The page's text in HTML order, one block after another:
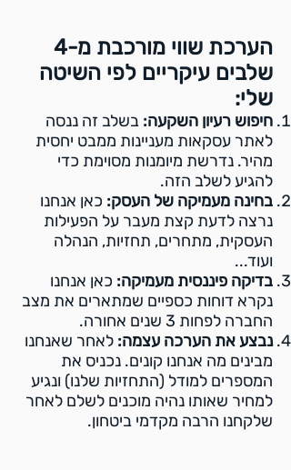
הערכת שווי מורכבת מ-4
שלבים עיקריים לפי השיטה
שלי:
חיפוש רעיון השקעה: בשלב זה ננסה
לאתר עסקאות מעניינות ממבט יחסית
מהיר. נדרשת מיומנות מסוימת כדי
להגיע לשלב הזה.
בחינה מעמיקה של העסק: כאן אנחנו
נרצה לדעת קצת מעבר על הפעילות
העסקית, מתחרים, תחזיות, הנהלה
ועוד...
בדיקה פיננסית מעמיקה: כאן אנחנו
נקרא דוחות כספיים שמתארים את מצב
החברה לפחות 3 שנים אחורה.
נבצע את הערכה עצמה: לאחר שאנחנו
מבינים מה אנחנו קונים. נכניס את
המספרים למודל (התחזיות שלנו) ונגיע
למחיר שאותו נהיה מוכנים לשלם לאחר
שלקחנו הרבה מקדמי ביטחון.